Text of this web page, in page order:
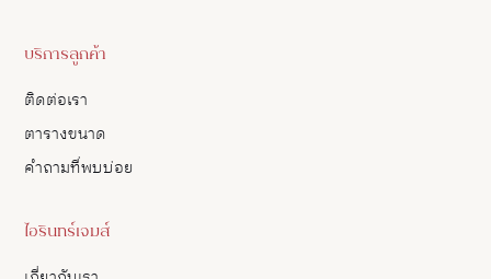
บริการลูกค้า
ติดต่อเรา
ตารางขนาด
คำถามที่พบบ่อย
ไอรินทร์เจมส์